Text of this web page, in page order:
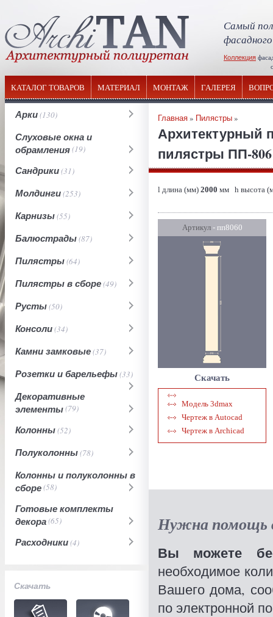
Самый
Коллекция
КАТАЛОГ ТОВАРОВ МАТЕРИАЛ МОНТАЖ ГАЛЕРЕЯ
Арки(130)
Слуховые окна и
обрамления(19)
Сандрики(31)
Молдинги(253)
Карнизы(55)
Балюстрады(87)
Пилястры(64)
Пилястры в сборе(49)
Русты(50)
Консоли(34)
Камни замковые(37)
Розетки и барельефы(33)
Декоративные
элементы(79)
Колонны(52)
Полуколонны(78)
Колонны и полуколонны в
сборе(58)
Готовые комплекты
декора(65)
Расходники(4)
Скачать
Главная» Пилястры»
Архитектурный
пилястры ПП-
l длина (мм) 2000 мм h высота
Артикул- пп8060
Скачать
Модель 3dmax
Чертеж в Autocad
Чертеж в Archicad
Нужна помощь
Вы можете
необходимое
Вашего дома,
по электронной